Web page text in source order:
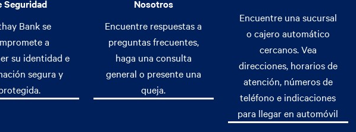
Seguridad
Bank se
a
su identidad e
segura y
Nosotros
Encuentre respuestas a
preguntas frecuentes,
haga una consulta
general o presente una
queja.
Encuentre una sucursal
o cajero automático
cercanos. Vea
direcciones, horarios de
atención, números de
teléfono e indicaciones
para llegar en automóvil